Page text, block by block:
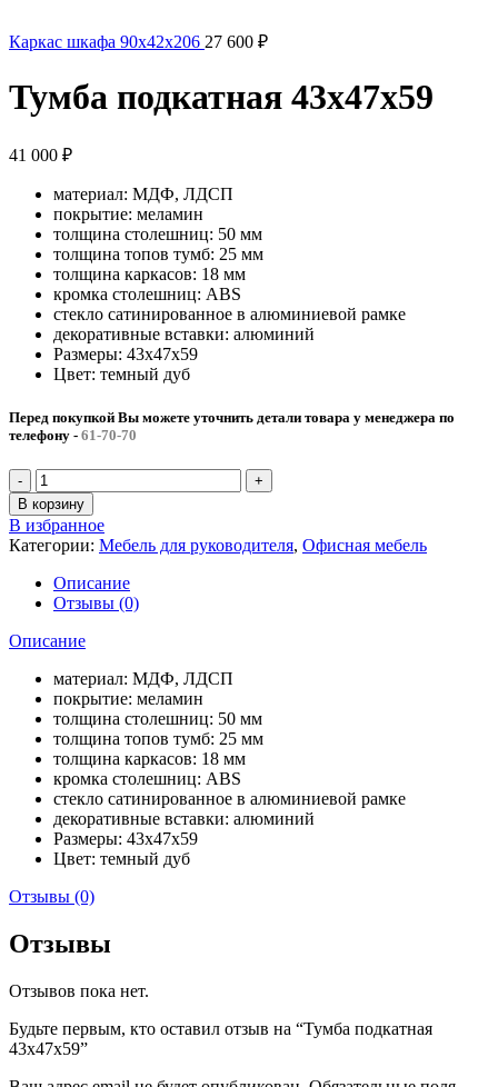
Каркас шкафа 90x42x206 27 600 ₽
Тумба подкатная 43x47x59
41 000 ₽
материал: МДФ, ЛДСП
покрытие: меламин
толщина столешниц: 50 мм
толщина топов тумб: 25 мм
толщина каркасов: 18 мм
кромка столешниц: ABS
стекло сатинированное в алюминиевой рамке
декоративные вставки: алюминий
Размеры: 43x47x59
Цвет: темный дуб
Перед покупкой Вы можете уточнить детали товара у менеджера по
телефону - 61-70-70
Количество
товара
Тумба
подкатная
43x47x59
В корзину
В избранное
Категории: Мебель для руководителя, Офисная мебель
Описание
Отзывы (0)
Описание
материал: МДФ, ЛДСП
покрытие: меламин
толщина столешниц: 50 мм
толщина топов тумб: 25 мм
толщина каркасов: 18 мм
кромка столешниц: ABS
стекло сатинированное в алюминиевой рамке
декоративные вставки: алюминий
Размеры: 43x47x59
Цвет: темный дуб
Отзывы (0)
Отзывы
Отзывов пока нет.
Будьте первым, кто оставил отзыв на “Тумба подкатная
43x47x59”